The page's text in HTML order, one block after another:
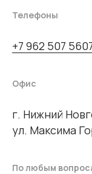
Телефоны
+7 962 507
Офис
г. Нижний
ул. Максима
По любым